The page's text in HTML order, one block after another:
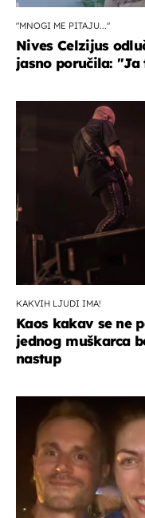
"MNOGI ME PITAJU..."
Nives Celzijus
jasno poručila:
KAKVIH LJUDI IMA!
Kaos kakav se ne
jednog muškarca
nastup